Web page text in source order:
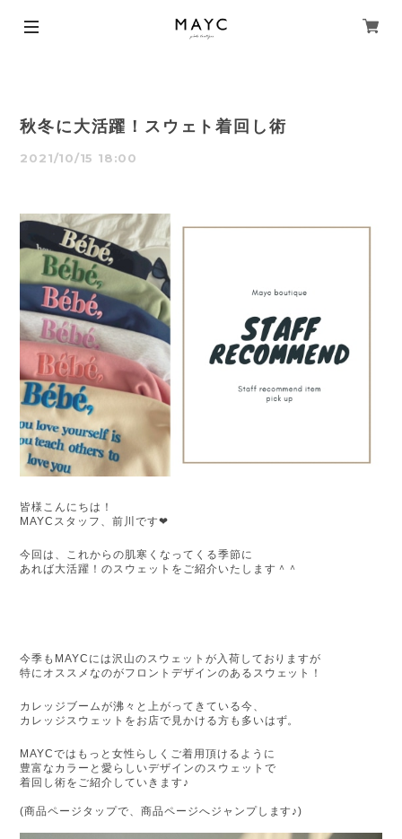
秋冬に大活躍！スウェト着回し術
2021/10/15 18:00
皆様こんにちは！
MAYCスタッフ、前川です❤︎
今回は、これからの肌寒くなってくる季節に
あれば大活躍！のスウェットをご紹介いたします＾＾
今季もMAYCには沢山のスウェットが入荷しておりますが
特にオススメなのがフロントデザインのあるスウェット！
カレッジブームが沸々と上がってきている今、
カレッジスウェットをお店で見かける方も多いはず。
MAYCではもっと女性らしくご着用頂けるように
豊富なカラーと愛らしいデザインのスウェットで
着回し術をご紹介していきます♪
(商品ページタップで、商品ページへジャンプします♪)